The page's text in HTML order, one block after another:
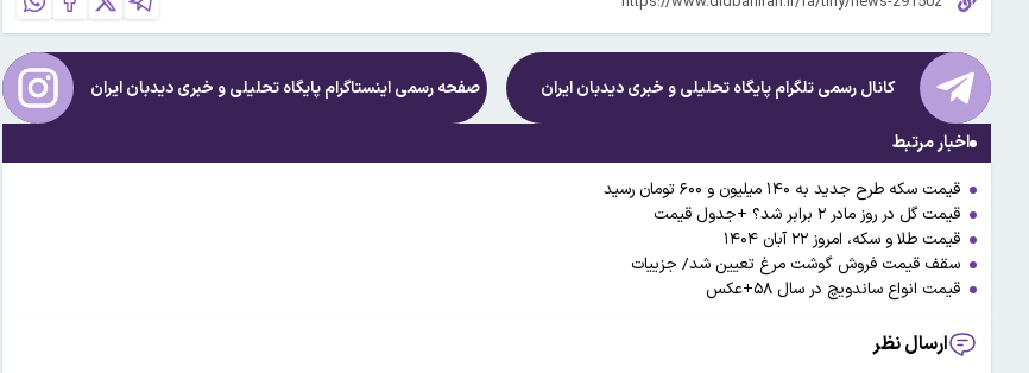
کانال رسمی تلگرام پایگاه تحلیلی و خبریدیدبان ایران صفحه رسمی اینستاگرام پایگاه تحلیلی و خبریدیدبان ایران
اخبار مرتبط
قیمت سکه طرح جدید به ۱۴۰ میلیون و ۶۰۰ تومان رسید
قیمت گل در روز مادر ۲ برابر شد؟ +جدول قیمت
قیمت طلا و سکه، امروز ۲۲ آبان ۱۴۰۴
سقف قیمت فروش گوشت مرغ تعیین شد/ جزییات
قیمت انواع ساندویچ در سال ۵۸+عکس
ارسال نظر